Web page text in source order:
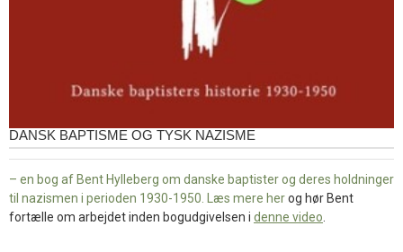
DANSK BAPTISME OG TYSK NAZISME
– en bog af Bent Hylleberg om danske baptister og deres holdninger
til nazismen i perioden 1930-1950. Læs mere herog hør Bent
fortælle om arbejdet inden bogudgivelsen i denne video